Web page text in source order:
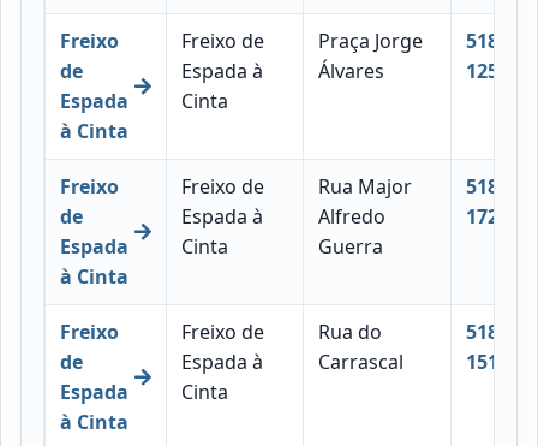
Freixo
de
Espada
à Cinta
Freixo de
Espada à
Cinta
Praça Jorge
Álvares
5180-
125
Freixo
de
Espada
à Cinta
Freixo de
Espada à
Cinta
Rua Major
Alfredo
Guerra
5180-
172
Freixo
de
Espada
à Cinta
Freixo de
Espada à
Cinta
Rua do
Carrascal
5180-
151